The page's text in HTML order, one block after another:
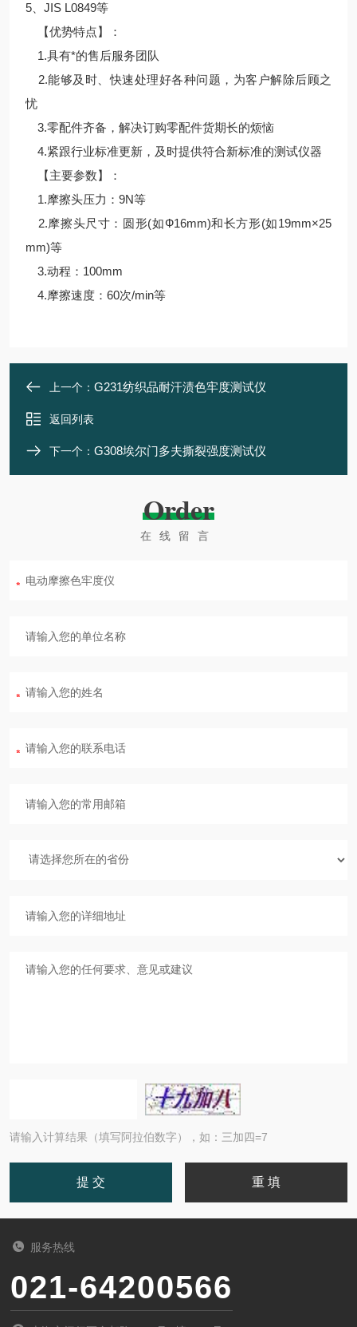
5、JIS L0849等
【优势特点】：
1.具有*的售后服务团队
2.能够及时、快速处理好各种问题，为客户解除后顾之
忧
3.零配件齐备，解决订购零配件货期长的烦恼
4.紧跟行业标准更新，及时提供符合新标准的测试仪器
【主要参数】：
1.摩擦头压力：9N等
2.摩擦头尺寸：圆形(如Ф16mm)和长方形(如19mm×25
mm)等
3.动程：100mm
4.摩擦速度：60次/min等
上一个： G231纺织品耐汗渍色牢度测试仪
返回列表
下一个： G308埃尔门多夫撕裂强度测试仪
Order
在线留言
请输入计算结果（填写阿拉伯数字），如：三加四=7
服务热线
021-64200566